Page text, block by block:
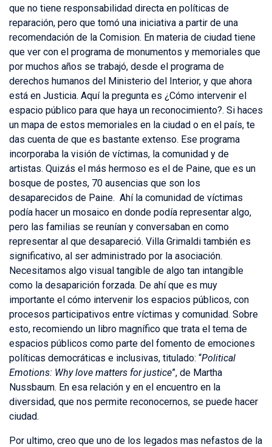
que no tiene responsabilidad directa en políticas de
reparación, pero que tomó una iniciativa a partir de una
recomendación de la Comision. En materia de ciudad tiene
que ver con el programa de monumentos y memoriales que
por muchos años se trabajó, desde el programa de
derechos humanos del Ministerio del Interior, y que ahora
está en Justicia. Aquí la pregunta es ¿Cómo intervenir el
espacio público para que haya un reconocimiento?. Si haces
un mapa de estos memoriales en la ciudad o en el país, te
das cuenta de que es bastante extenso. Ese programa
incorporaba la visión de víctimas, la comunidad y de
artistas. Quizás el más hermoso es el de Paine, que es un
bosque de postes, 70 ausencias que son los
desaparecidos de Paine. Ahí la comunidad de víctimas
podía hacer un mosaico en donde podía representar algo,
pero las familias se reunían y conversaban en como
representar al que desapareció. Villa Grimaldi también es
significativo, al ser administrado por la asociación.
Necesitamos algo visual tangible de algo tan intangible
como la desaparición forzada. De ahí que es muy
importante el cómo intervenir los espacios públicos, con
procesos participativos entre víctimas y comunidad. Sobre
esto, recomiendo un libro magnífico que trata el tema de
espacios públicos como parte del fomento de emociones
políticas democráticas e inclusivas, titulado: “Political
Emotions: Why love matters for justice”, de Martha
Nussbaum. En esa relación y en el encuentro en la
diversidad, que nos permite reconocernos, se puede hacer
ciudad.
Por ultimo, creo que uno de los legados mas nefastos de la